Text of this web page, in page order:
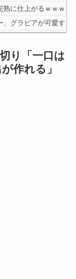
熟に仕上がるｗｗｗｗ
、グラビアが可愛す
めちゃめちゃ苦しそう
り「一口は
作れる」